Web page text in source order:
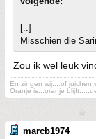
[..]
Misschien die
Zou ik wel leuk
En zingen wij....of juichen
Oranje is...oranje
marcb1974